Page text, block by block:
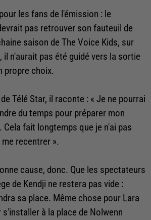
les fans de l'émission : le
pas retrouver son fauteuil de
saison de The Voice Kids, sur
il n'aurait pas été guidé vers la sortie
propre choix.
Télé Star, il raconte : « Je ne pourrai
du temps pour préparer mon
Cela fait longtemps que je n'ai pas
recentrer ».
cause, donc. Que les spectateurs
de Kendji ne restera pas vide :
sa place. Même chose pour Lara
s'installer à la place de Nolwenn